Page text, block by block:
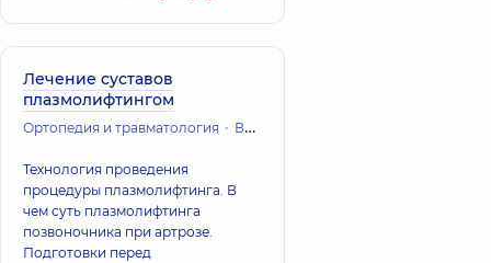
Лечение суставов
плазмолифтингом
Ортопедия и травматология Вертебрология
Технология проведения
процедуры плазмолифтинга. В
чем суть плазмолифтинга
позвоночника при артрозе.
Подготовки перед